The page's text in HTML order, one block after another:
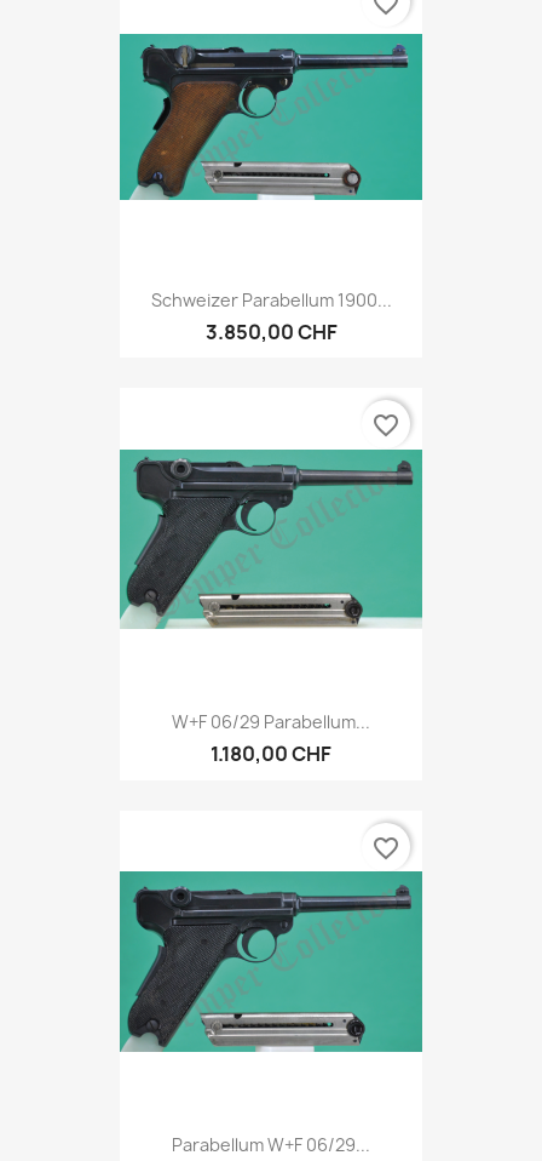
Schweizer Parabellum 1900...
3.850,00 CHF
W+F 06/29 Parabellum...
1.180,00 CHF
favorite_border
Parabellum W+F 06/29...
favorite_border